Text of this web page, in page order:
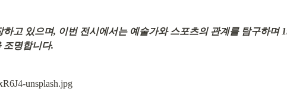
고 있으며, 이번 전시에서는 예술가와 스포츠의 관계를 탐구하며
조명합니다.